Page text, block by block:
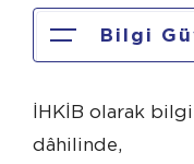
Bilgi
İHKİB olarak
dâhilinde,